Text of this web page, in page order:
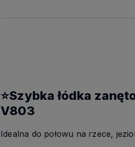
⭐Szybka łódka
V803
Idealna do połowu na rzece,